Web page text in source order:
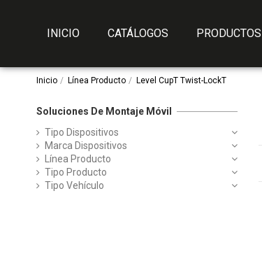
INICIO CATÁLOGOS PRODUCTOS
Inicio Línea Producto Level CupT Twist-LockT
Soluciones De Montaje Móvil
Tipo Dispositivos
Marca Dispositivos
Línea Producto
Tipo Producto
Tipo Vehículo